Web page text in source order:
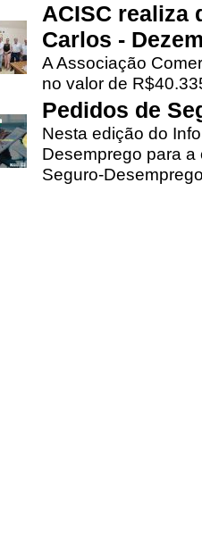
ACISC realiza
Carlos -
A Associação
no valor de
Pedidos de
Nesta edição do
Desemprego para
Seguro-